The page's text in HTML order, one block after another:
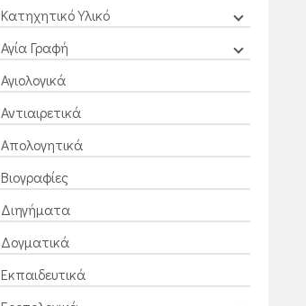
Κατηχητικό Υλικό
Αγία Γραφή
Αγιολογικά
Αντιαιρετικά
Απολογητικά
Βιογραφίες
Διηγήματα
Δογματικά
Εκπαιδευτικά